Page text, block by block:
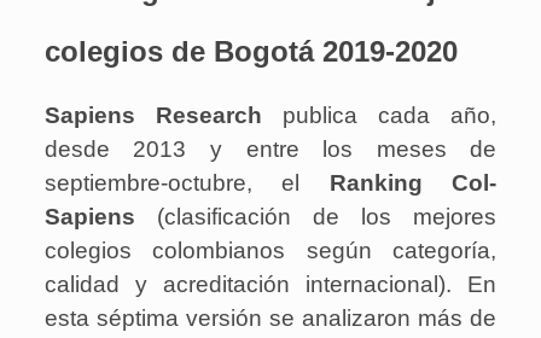
colegios de Bogotá 2019-2020
Sapiens Research publica cada año,
desde 2013 y entre los meses de
septiembre-octubre, el Ranking Col-
Sapiens (clasificación de los mejores
colegios colombianos según categoría,
calidad y acreditación internacional). En
esta séptima versión se analizaron más de